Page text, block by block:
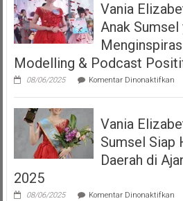
Vania
Anak Sumsel
Modelling & Podcast
08/06/2025 Komentar Dinonaktifkan
Vania
Sumsel Siap
Daerah di
2025
08/06/2025 Komentar Dinonaktifkan